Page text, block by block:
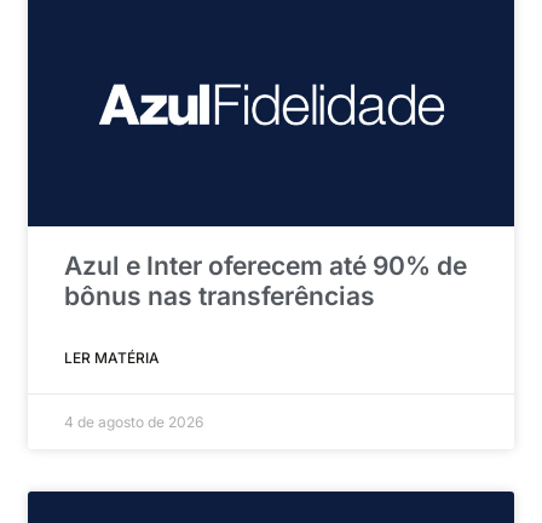
Azul e Inter oferecem até 90% de
bônus nas transferências
LER MATÉRIA
4 de agosto de 2026